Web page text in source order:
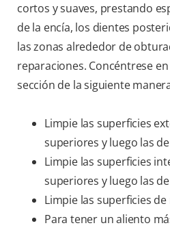
cortos y suaves, prestando
de la encía, los dientes
las zonas alrededor de
reparaciones. Concéntrese
sección de la siguiente
Limpie las superficies
superiores y luego las
Limpie las superficies
superiores y luego las
Limpie las superficies
Para tener un aliento